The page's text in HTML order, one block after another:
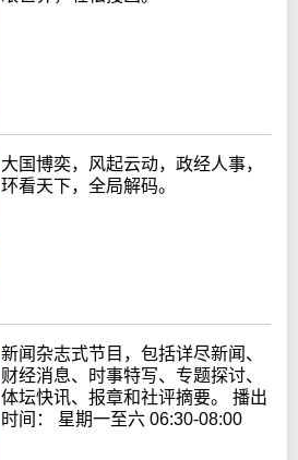
大国博奕，风起云动，政经人事，
环看天下，全局解码。
新闻杂志式节目，包括详尽新闻、
财经消息、时事特写、专题探讨、
体坛快讯、报章和社评摘要。 播出
时间： 星期一至六 06:30-08:00